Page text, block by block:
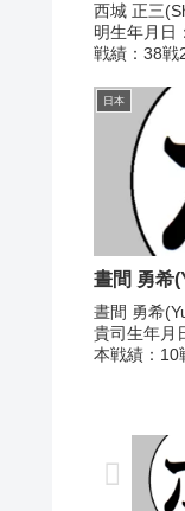
西城 正三
明生年月日
戦績：38戦
座 【戦歴
点不明...
日本
晝間 勇希
晝間 勇希
貴司生年月
本戦績：10